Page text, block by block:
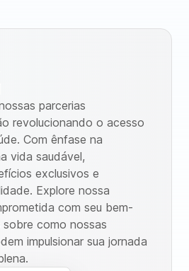
parcerias
revolucionando o acesso
Com ênfase na
vida saudável,
exclusivos e
Explore nossa
com seu bem-
sobre como nossas
impulsionar sua jornada